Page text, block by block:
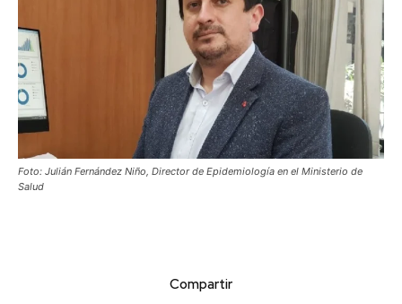
Foto: Julián Fernández Niño, Director de Epidemiología en el Ministerio de
Salud
Compartir